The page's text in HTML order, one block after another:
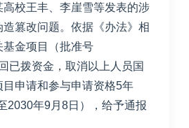
高校王丰、李崖雪等发表的涉
篡改问题。依据《办法》相
金项目（批准号
已拨资金，取消以上人员国
申请和参与申请资格5年
2030年9月8日），给予通报